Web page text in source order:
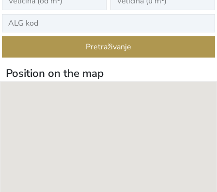
Pretraživanje
Position on the map